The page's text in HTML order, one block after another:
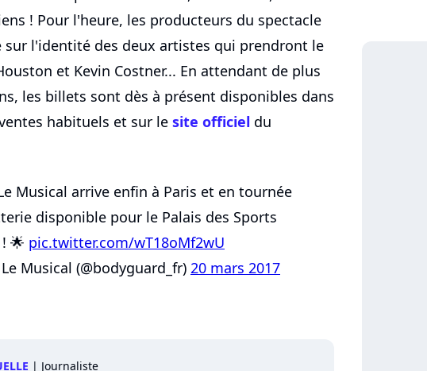
! Pour l'heure, les producteurs du spectacle
sur l'identité des deux artistes qui prendront le
et Kevin Costner... En attendant de plus
les billets sont dès à présent disponibles dans
habituels et sur le site officiel du
Musical arrive enfin à Paris et en tournée
disponible pour le Palais des Sports
🌟 pic.twitter.com/wT18oMf2wU
Musical (@bodyguard_fr) 20 mars 2017
| Journaliste